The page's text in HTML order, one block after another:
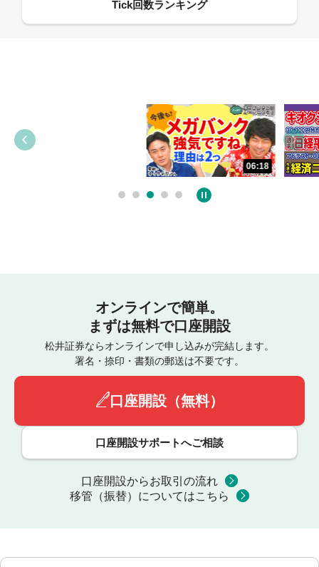
06:18
オンラインで簡単。
まずは無料で口座開設
松井証券ならオンラインで申し込みが完結します。
署名・捺印・書類の郵送は不要です。
口座開設（無料）
口座開設サポートへご相談
口座開設からお取引の流れ
移管（振替）についてはこちら